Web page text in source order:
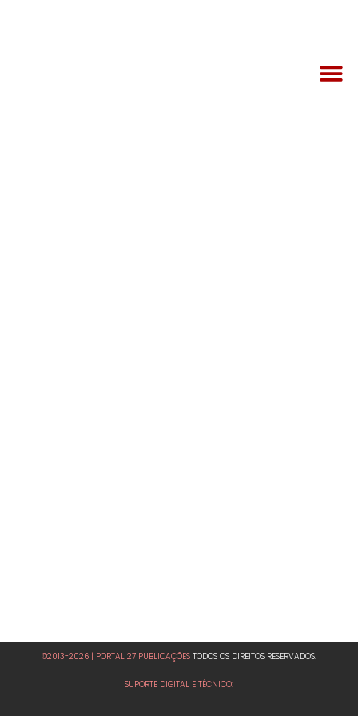
©2013-2026 | PORTAL 27 PUBLICAÇÕES TODOS OS DIREITOS RESERVADOS.
SUPORTE DIGITAL E TÉCNICO: